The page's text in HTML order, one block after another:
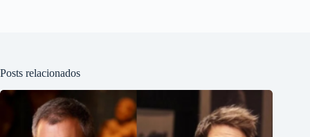
Posts relacionados